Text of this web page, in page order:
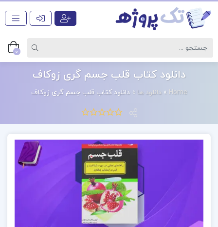
0
دانلود کتاب قلب جسم گری زوکاف
Home
» دانلود ها »دانلود کتاب قلب جسم گری زوکاف